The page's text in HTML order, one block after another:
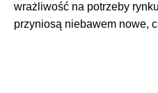
wrażliwość na potrzeby
przyniosą niebawem nowe,